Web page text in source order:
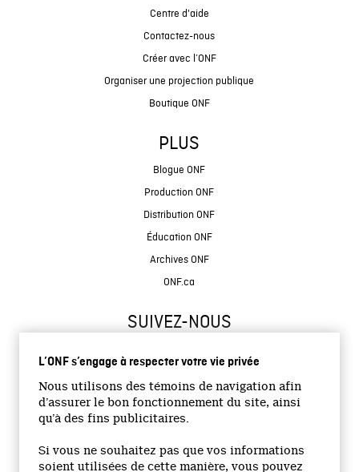
L’ONF s’engage à respecter votre vie privée
Nous utilisons des témoins de navigation afin
d’assurer le bon fonctionnement du site, ainsi
qu’à des fins publicitaires.
Si vous ne souhaitez pas que vos informations
soient utilisées de cette manière, vous pouvez
Centre d'aide
Contactez-nous
Créer avec l’ONF
Organiser une projection publique
Boutique ONF
PLUS
Blogue ONF
Production ONF
Distribution ONF
Éducation ONF
Archives ONF
ONF.ca
SUIVEZ-NOUS
Site institutionnel